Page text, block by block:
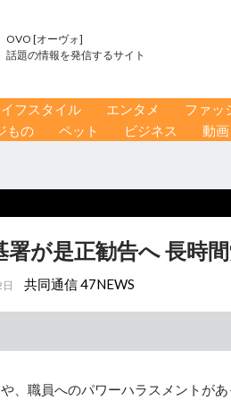
OVO [オーヴォ]
話題の情報を発信するサイト
フスタイル エンタメ ファッ
もの ペット ビジネス 動画
署が是正勧告へ 長時
共同通信 47NEWS
、職員へのパワーハラスメントが